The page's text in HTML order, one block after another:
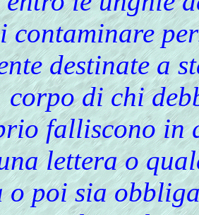
contaminare
destinate a
corpo di chi
falliscono in
lettera o
o poi sia